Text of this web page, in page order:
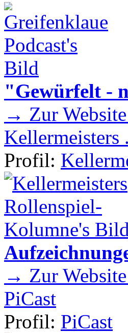
"Gewürfelt -
→ Zur
Kellermeisters
Profil:
→ Zur
PiCast
Profil: PiCast